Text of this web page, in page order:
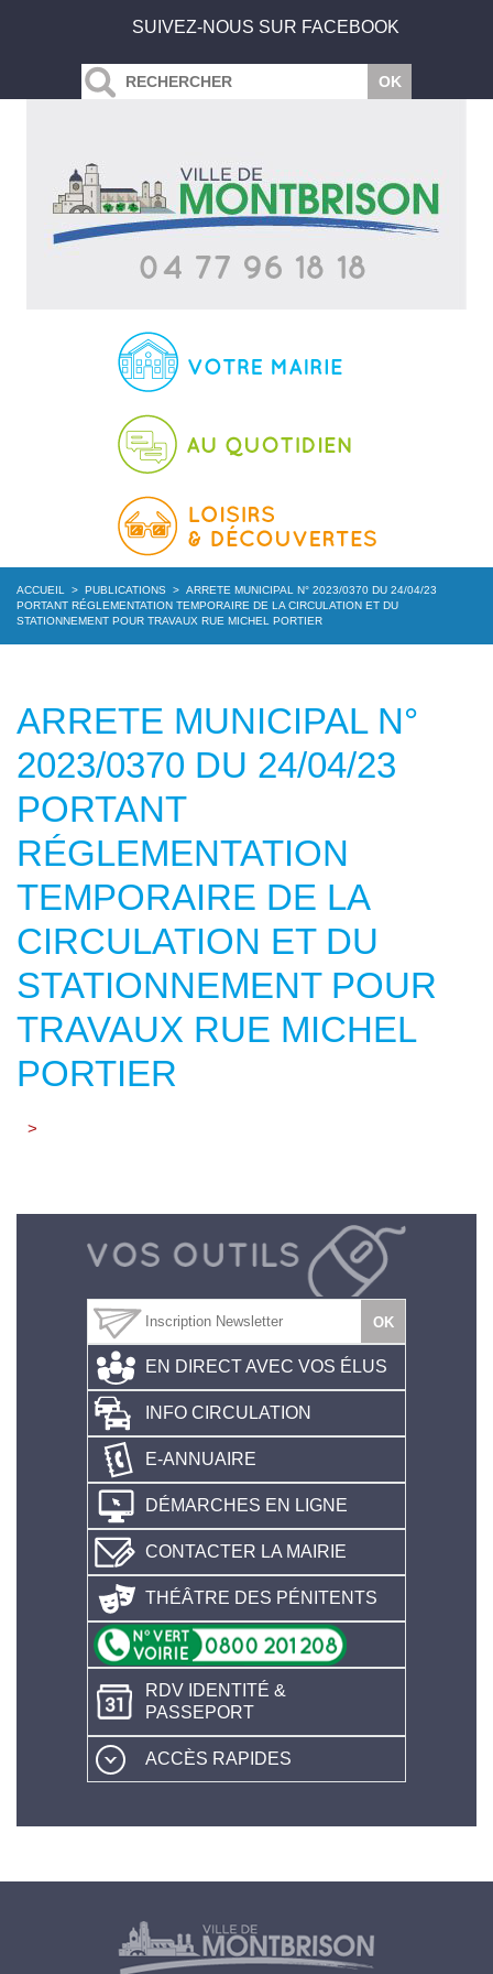
SUIVEZ-NOUS SUR FACEBOOK
ACCUEIL > PUBLICATIONS > ARRETE MUNICIPAL N° 2023/0370 DU 24/04/23
PORTANT RÉGLEMENTATION TEMPORAIRE DE LA CIRCULATION ET DU
STATIONNEMENT POUR TRAVAUX RUE MICHEL PORTIER
ARRETE MUNICIPAL N°
2023/0370 DU 24/04/23
PORTANT
RÉGLEMENTATION
TEMPORAIRE DE LA
CIRCULATION ET DU
STATIONNEMENT POUR
TRAVAUX RUE MICHEL
PORTIER
>
EN DIRECT AVEC VOS ÉLUS
INFO CIRCULATION
E-ANNUAIRE
DÉMARCHES EN LIGNE
CONTACTER LA MAIRIE
THÉÂTRE DES PÉNITENTS
RDV IDENTITÉ &
PASSEPORT
ACCÈS RAPIDES